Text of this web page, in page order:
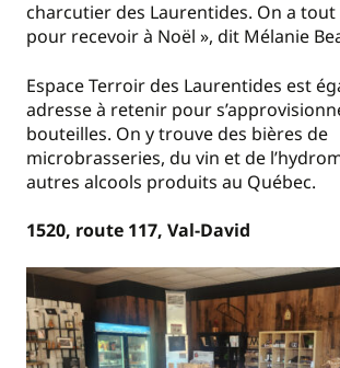
charcutier des Laurentides. On a tout
pour recevoir à Noël », dit Mélanie
Espace Terroir des Laurentides est
adresse à retenir pour
bouteilles. On y trouve des bières de
microbrasseries, du vin et de
autres alcools produits au Québec.
1520, route 117, Val-David